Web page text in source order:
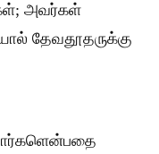
அவர்கள்
தேவதூதருக்கு